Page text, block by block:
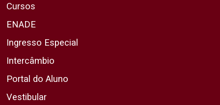
Cursos
ENADE
Ingresso Especial
Intercâmbio
Portal do Aluno
Vestibular